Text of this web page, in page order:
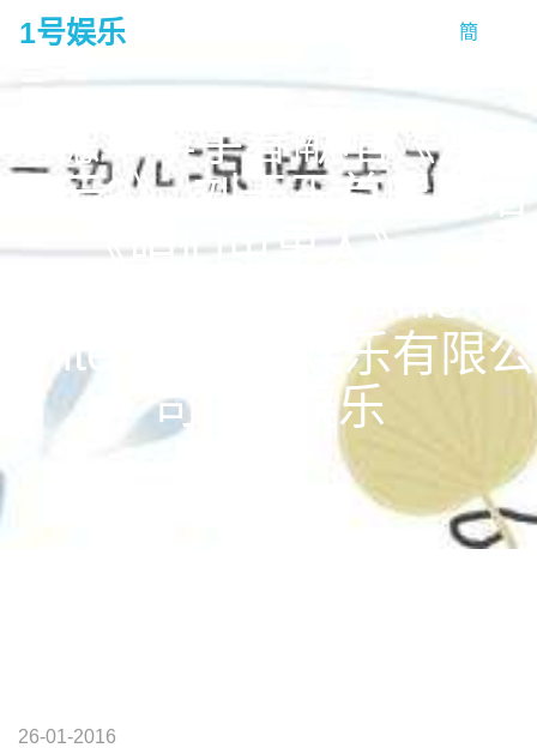
1号娱乐 簡
刘德华李宇春献唱《澳门
风云3》 刘天王首唱粤语
《咱们屯里人》 –
infinitus entertainment
limited 梦造者娱乐有限公
司-1号娱乐
26-01-2016